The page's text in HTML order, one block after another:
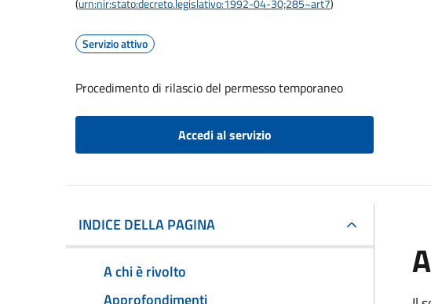
(urn:nir:stato:decreto.legislativo:1992-04-30;285~art7)
Servizio attivo
Procedimento di rilascio del permesso temporaneo
Accedi al servizio
INDICE DELLA PAGINA
A chi è rivolto
Approfondimenti